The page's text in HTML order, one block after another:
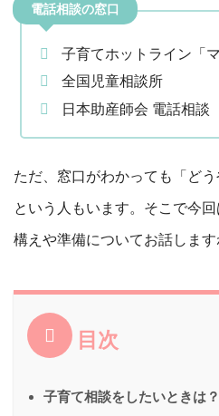
電話相談の窓口
子育てホットライン「
全国児童相談所
日本助産師会 電話相談
ただ、窓口がわかっても「ど
という人もいます。そこで今
構えや準備についてお話します
目次
子育て相談をしたいときは？